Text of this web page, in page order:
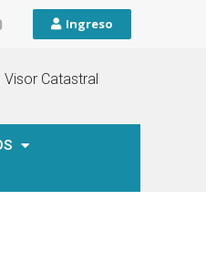
Ingreso
Visor Catastral